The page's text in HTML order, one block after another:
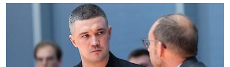
ставлення до протестів та майбутнє війни — інтерв’ю NYT
Ірина Де Люсто